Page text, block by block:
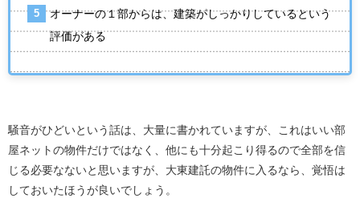
オーナーの１部からは、建築がしっかりしているという
評価がある
騒音がひどいという話は、大量に書かれていますが、これはいい部
屋ネットの物件だけではなく、他にも十分起こり得るので全部を信
じる必要なないと思いますが、大東建託の物件に入るなら、覚悟は
しておいたほうが良いでしょう。